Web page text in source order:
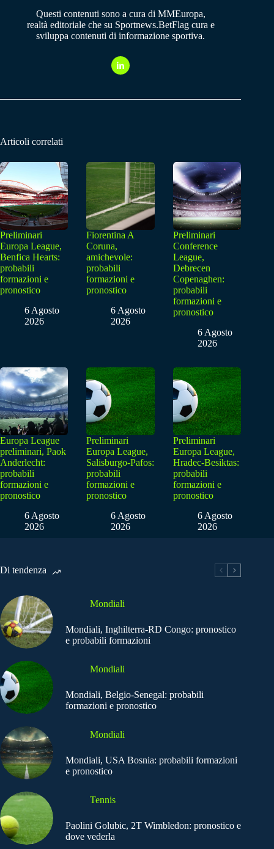
Questi contenuti sono a cura di MMEuropa,
realtà editoriale che su Sportnews.BetFlag cura e
sviluppa contenuti di informazione sportiva.
Articoli correlati
Preliminari
Europa League,
Benfica Hearts:
probabili
formazioni e
pronostico
6 Agosto
2026
Fiorentina A
Coruna,
amichevole:
probabili
formazioni e
pronostico
6 Agosto
2026
Preliminari
Conference
League,
Debrecen
Copenaghen:
probabili
formazioni e
pronostico
6 Agosto
2026
Europa League
preliminari, Paok
Anderlecht:
probabili
formazioni e
pronostico
6 Agosto
2026
Preliminari
Europa League,
Salisburgo-Pafos:
probabili
formazioni e
pronostico
6 Agosto
2026
Preliminari
Europa League,
Hradec-Besiktas:
probabili
formazioni e
pronostico
6 Agosto
2026
Di tendenza
Mondiali
Mondiali, Inghilterra-RD Congo: pronostico
e probabili formazioni
Mondiali
Mondiali, Belgio-Senegal: probabili
formazioni e pronostico
Mondiali
Mondiali, USA Bosnia: probabili formazioni
e pronostico
Tennis
Paolini Golubic, 2T Wimbledon: pronostico e
dove vederla